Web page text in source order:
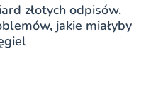
złotych odpisów.
jakie miałyby